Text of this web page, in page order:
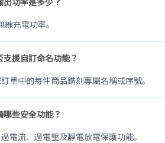
充電功率。
援自訂命名功能？
單中的每件商品鐫刻專屬名稱或序號。
些安全功能？
電流、過電壓及靜電放電保護功能。